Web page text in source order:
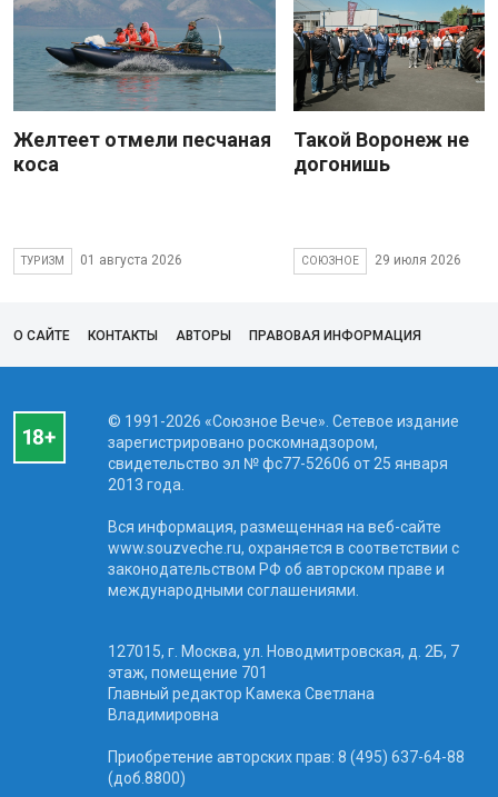
Желтеет отмели песчаная
коса
ТУРИЗМ 01 августа 2026
Такой Воронеж не
догонишь
СОЮЗНОЕ 29 июля 2026
О САЙТЕ КОНТАКТЫ АВТОРЫ ПРАВОВАЯ ИНФОРМАЦИЯ
© 1991-2026 «Союзное Вече». Сетевое издание
зарегистрировано роскомнадзором,
свидетельство эл № фc77-52606 от 25 января
2013 года.
Вся информация, размещенная на веб-сайте
www.souzveche.ru, охраняется в соответствии с
законодательством РФ об авторском праве и
международными соглашениями.
127015, г. Москва, ул. Новодмитровская, д. 2Б, 7
этаж, помещение 701
Главный редактор Камека Светлана
Владимировна
Приобретение авторских прав: 8 (495) 637-64-88
(доб.8800)